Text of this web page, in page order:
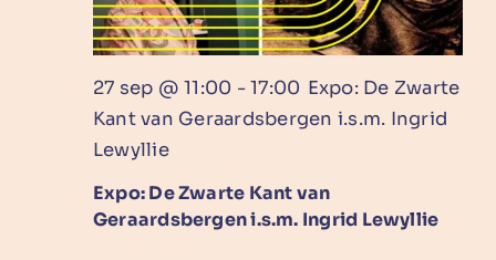
Expo: De Zwarte Kant van
Geraardsbergen i.s.m. Ingrid Lewyllie
27 sep @ 11:00 -17:00 Expo: De Zwarte
Kant van Geraardsbergen i.s.m. Ingrid
Lewyllie